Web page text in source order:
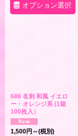
オプション選択
686 名刺 和風 イエロ
ー・オレンジ系 (1箱
100枚入）
1,500円 ～(税別)